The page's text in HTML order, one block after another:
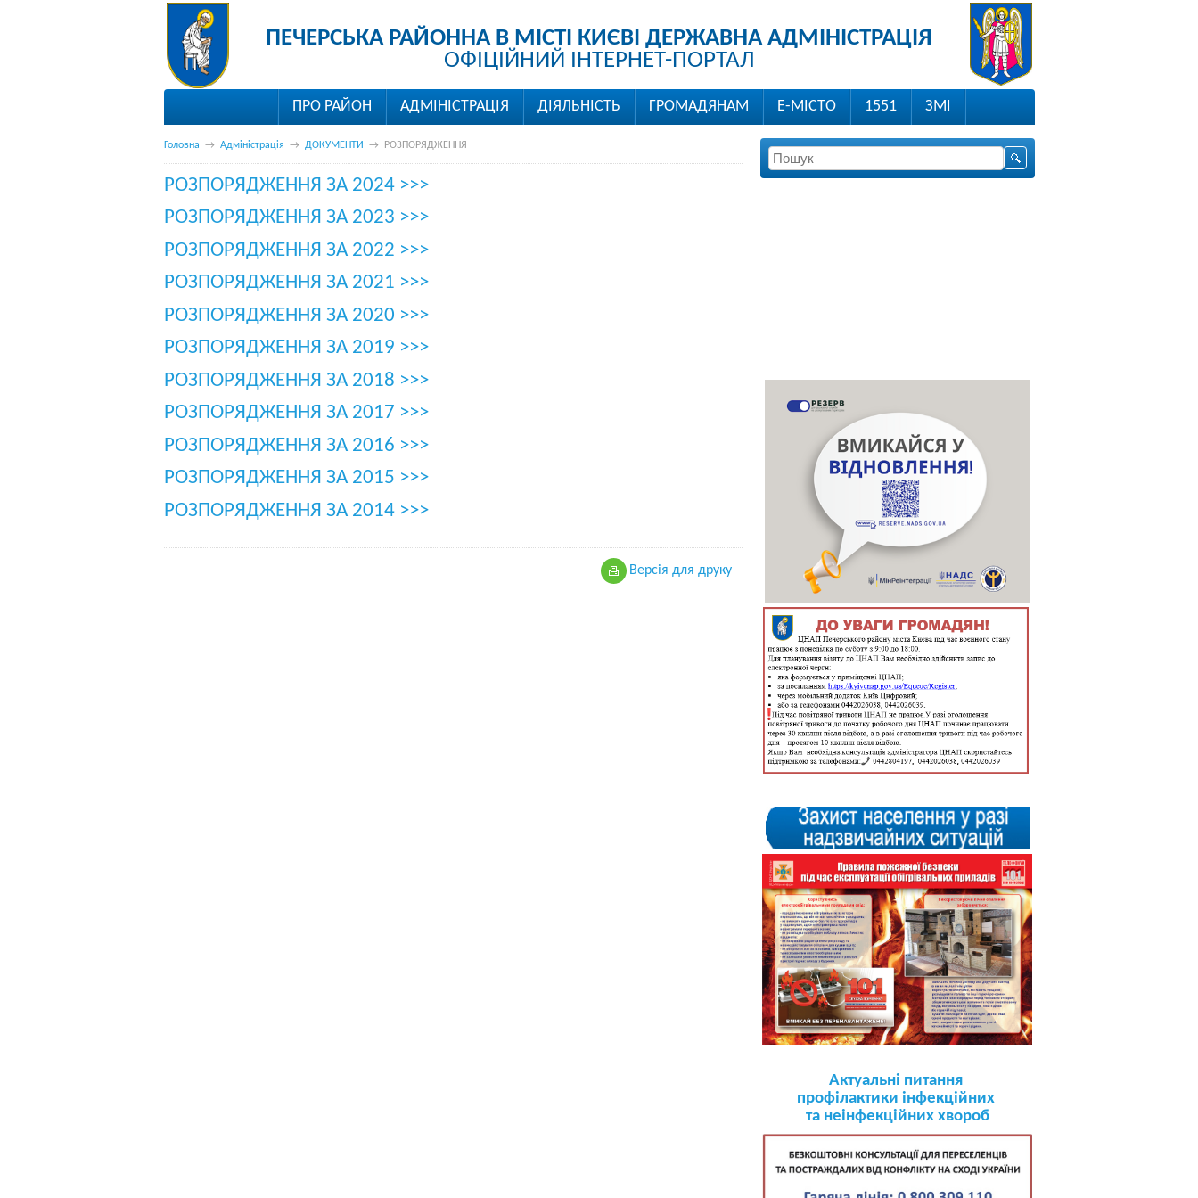
ПЕЧЕРСЬКА РАЙОННА В МІСТІ КИЄВІ ДЕРЖАВНА АДМІНІСТРАЦІЯ
ОФІЦІЙНИЙ ІНТЕРНЕТ-ПОРТАЛ
ПРО РАЙОН АДМІНІСТРАЦІЯ ДІЯЛЬНІСТЬ ГРОМАДЯНАМ Е-МІСТО 1551 ЗМІ
Головна → Адміністрація → ДОКУМЕНТИ → РОЗПОРЯДЖЕННЯ
РОЗПОРЯДЖЕННЯ ЗА 2024 >>>
РОЗПОРЯДЖЕННЯ ЗА 2023 >>>
РОЗПОРЯДЖЕННЯ ЗА 2022 >>>
РОЗПОРЯДЖЕННЯ ЗА 2021 >>>
РОЗПОРЯДЖЕННЯ ЗА 2020 >>>
РОЗПОРЯДЖЕННЯ ЗА 2019 >>>
РОЗПОРЯДЖЕННЯ ЗА 2018 >>>
РОЗПОРЯДЖЕННЯ ЗА 2017 >>>
РОЗПОРЯДЖЕННЯ ЗА 2016 >>>
РОЗПОРЯДЖЕННЯ ЗА 2015 >>>
РОЗПОРЯДЖЕННЯ ЗА 2014 >>>
Версiя для друку
Актуальні питання
профілактики інфекційних
та неінфекційних хвороб